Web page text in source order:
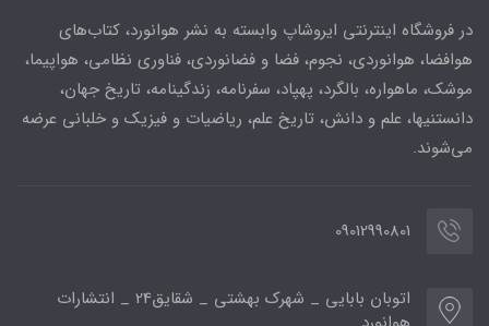
در فروشگاه اینترنتی ایروشاپ وابسته به نشر هوانورد، کتاب‌های
هوافضا، هوانوردی، نجوم، فضا و فضانوردی، فناوری نظامی، هواپیما،
موشک، ماهواره، بالگرد، پهپاد، سفرنامه، زندگینامه، تاریخ جهان،
دانستنیها، علم و دانش، تاریخ علم، ریاضیات و فیزیک و خلبانی عرضه
می‌شوند.
09012990801
اتوبان بابایی _ شهرک بهشتی _ شقایق24 _ انتشارات